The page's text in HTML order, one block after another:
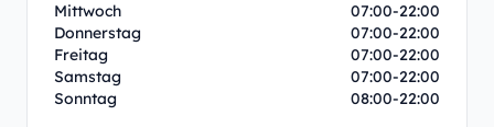
Mittwoch
07:00-22:00
Donnerstag
07:00-22:00
Freitag
07:00-22:00
Samstag
07:00-22:00
Sonntag
08:00-22:00